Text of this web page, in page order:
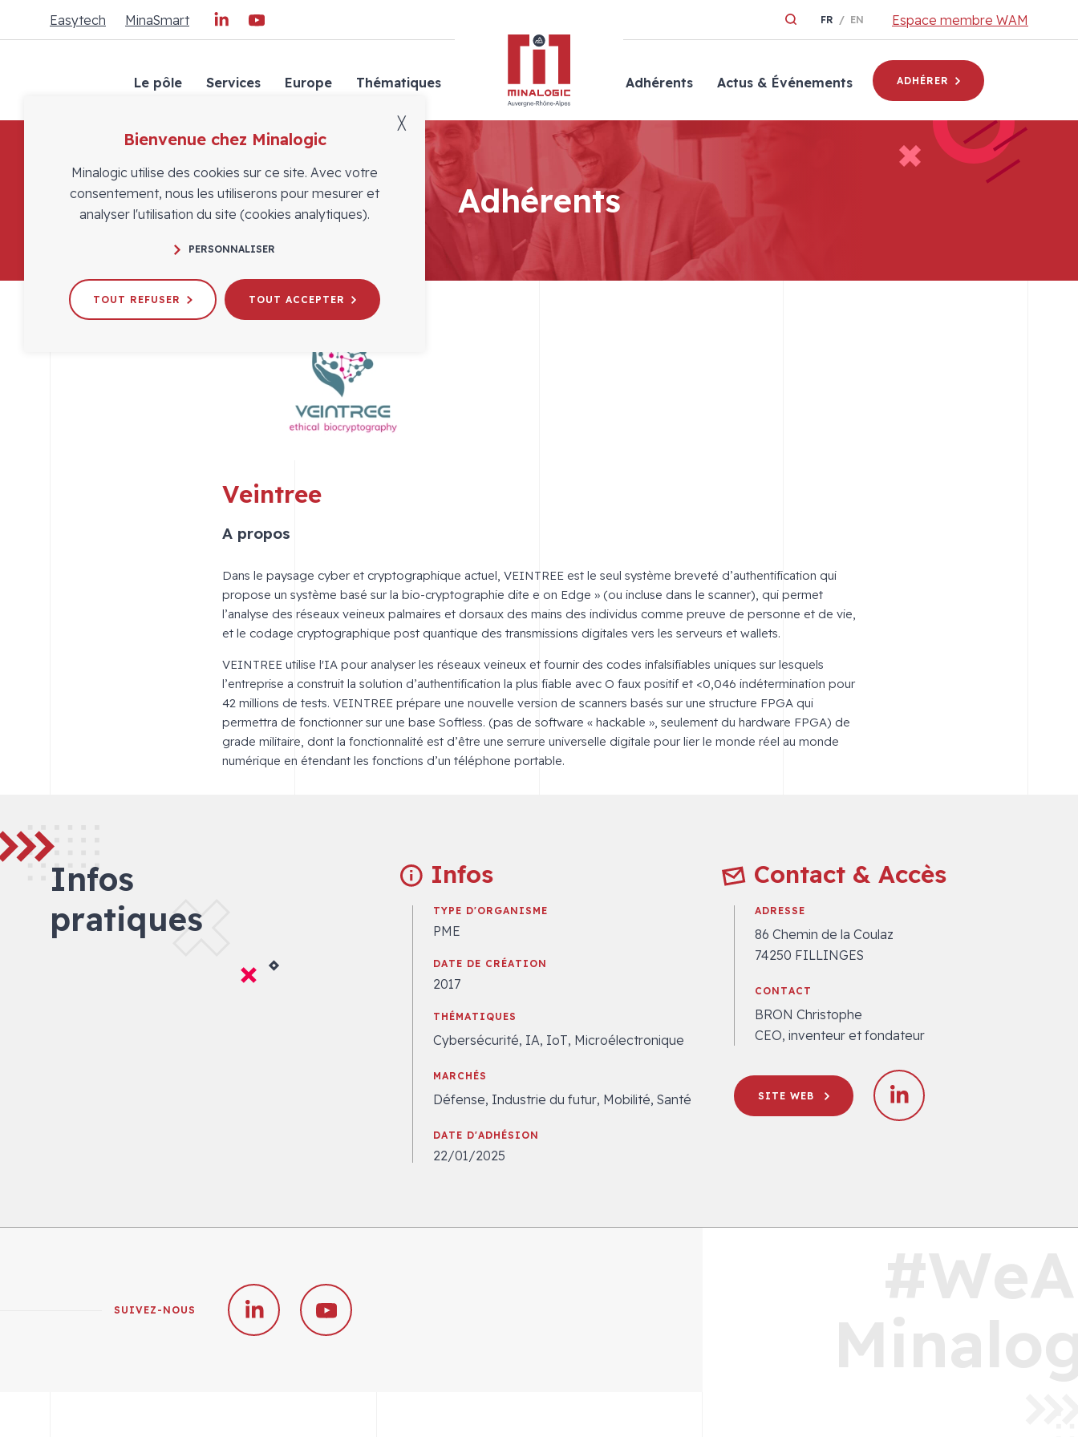
FR EN Espace membre WAM
Easytech MinaSmart
Le pôle Services Europe Thématiques Adhérents Actus & Événements ADHÉRER
Minalogic
Adhérents
Veintree
A propos
Dans le paysage cyber et cryptographique actuel, VEINTREE est le seul système breveté d’authentification qui
propose un système basé sur la bio-cryptographie dite e on Edge » (ou incluse dans le scanner), qui permet
l’analyse des réseaux veineux palmaires et dorsaux des mains des individus comme preuve de personne et de vie,
et le codage cryptographique post quantique des transmissions digitales vers les serveurs et wallets.
VEINTREE utilise l'IA pour analyser les réseaux veineux et fournir des codes infalsifiables uniques sur lesquels
l’entreprise a construit la solution d’authentification la plus fiable avec O faux positif et <0,046 indétermination pour
42 millions de tests. VEINTREE prépare une nouvelle version de scanners basés sur une structure FPGA qui
permettra de fonctionner sur une base Softless. (pas de software « hackable », seulement du hardware FPGA) de
grade militaire, dont la fonctionnalité est d’être une serrure universelle digitale pour lier le monde réel au monde
numérique en étendant les fonctions d’un téléphone portable.
Infos
pratiques
Infos
TYPE D'ORGANISME
PME
DATE DE CRÉATION
2017
THÉMATIQUES
Cybersécurité, IA, IoT, Microélectronique
MARCHÉS
Défense, Industrie du futur, Mobilité, Santé
DATE D'ADHÉSION
22/01/2025
Contact & Accès
ADRESSE
86 Chemin de la Coulaz
74250 FILLINGES
CONTACT
BRON Christophe
CEO, inventeur et fondateur
SITE WEB
SUIVEZ-NOUS
Bienvenue chez Minalogic
Minalogic utilise des cookies sur ce site. Avec votre
consentement, nous les utiliserons pour mesurer et
analyser l'utilisation du site (cookies analytiques).
PERSONNALISER
TOUT REFUSER TOUT ACCEPTER
╳